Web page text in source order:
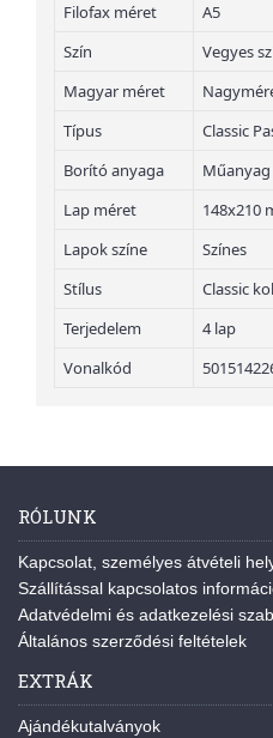
Filofax méret
A5
Szín
Vegyes
Magyar méret
Típus
Classic
Borító anyaga
Műanyag
Lap méret
148x210
Lapok színe
Színes
Stílus
Classic
Terjedelem
4 lap
Vonalkód
RÓLUNK
Kapcsolat, személyes átvételi
Szállítással kapcsolatos
Adatvédelmi és adatkezelési
Általános szerződési feltételek
EXTRÁK
Ajándékutalványok